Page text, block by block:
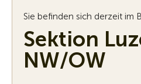
Sie befinden sich derzeit im
Sektion
NW/OW